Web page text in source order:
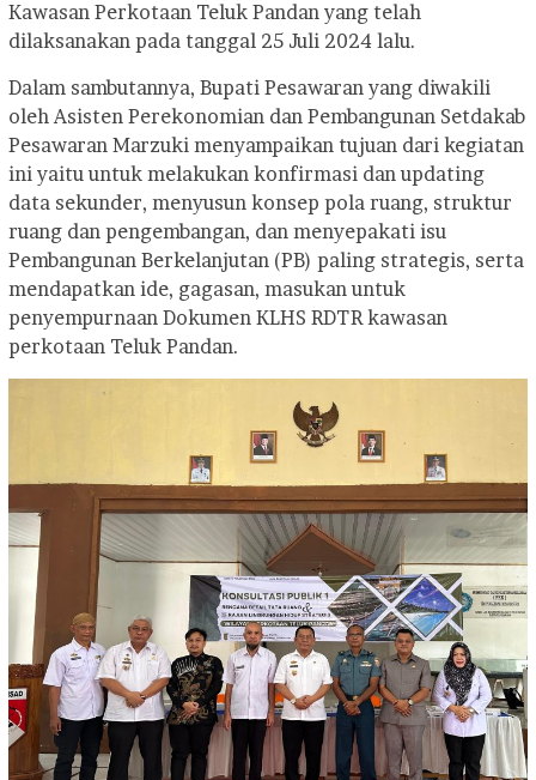
Kawasan Perkotaan Teluk Pandan yang telah
dilaksanakan pada tanggal 25 Juli 2024 lalu.
Dalam sambutannya, Bupati Pesawaran yang diwakili
oleh Asisten Perekonomian dan Pembangunan Setdakab
Pesawaran Marzuki menyampaikan tujuan dari kegiatan
ini yaitu untuk melakukan konfirmasi dan updating
data sekunder, menyusun konsep pola ruang, struktur
ruang dan pengembangan, dan menyepakati isu
Pembangunan Berkelanjutan (PB) paling strategis, serta
mendapatkan ide, gagasan, masukan untuk
penyempurnaan Dokumen KLHS RDTR kawasan
perkotaan Teluk Pandan.